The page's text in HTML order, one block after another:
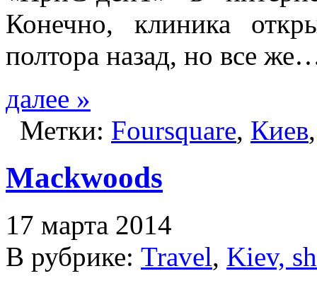
Конечно, клиника
полтора назад, но все
далее »
Метки: Foursquare, Киев
Mackwoods
17 марта 2014
В рубрике: Travel, Kiev,